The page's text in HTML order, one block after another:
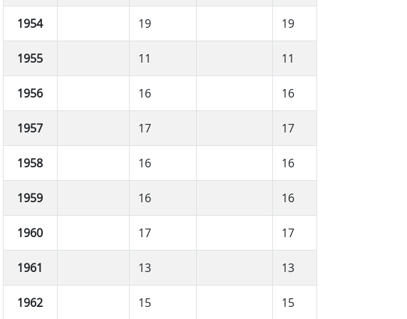
1954 19 19
1955 11 11
1956 16 16
1957 17 17
1958 16 16
1959 16 16
1960 17 17
1961 13 13
1962 15 15